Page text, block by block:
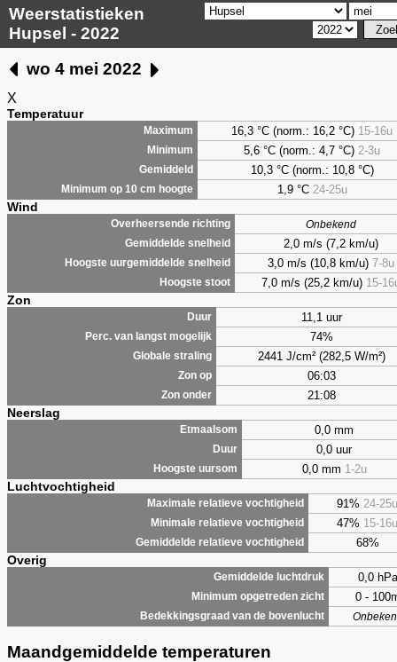
Weerstatistieken
Hupsel - 2022
wo 4 mei 2022
X
Temperatuur
Maximum 16,3 °C (norm.: 16,2 °C) 15-16u
Minimum 5,6 °C (norm.: 4,7 °C) 2-3u
Gemiddeld 10,3 °C (norm.: 10,8 °C)
Minimum op 10 cm hoogte 1,9°C 24-25u
Wind
Overheersende richting
Onbekend
Gemiddelde snelheid
2,0 m/s (7,2 km/u)
Hoogste uurgemiddelde snelheid 3,0 m/s (10,8 km/u) 7-8u
Hoogste stoot 7,0 m/s (25,2 km/u) 15-
Zon
Duur 11,1 uur
Perc. van langst mogelijk 74%
Globale straling 2441 J/cm² (282,5 W/m²)
Zon op 06:03
Zon onder 21:08
Neerslag
Etmaalsom 0,0 mm
Duur 0,0 uur
Hoogste uursom 0,0 mm 1-2u
Luchtvochtigheid
Maximale relatieve vochtigheid 91% 24-25u
Minimale relatieve vochtigheid 47% 15-16u
Gemiddelde relatieve vochtigheid 68%
Overig
Gemiddelde luchtdruk 0,0 hPa
Minimum opgetreden zicht 0 -
Bedekkingsgraad van de bovenlucht
Maandgemiddelde temperaturen